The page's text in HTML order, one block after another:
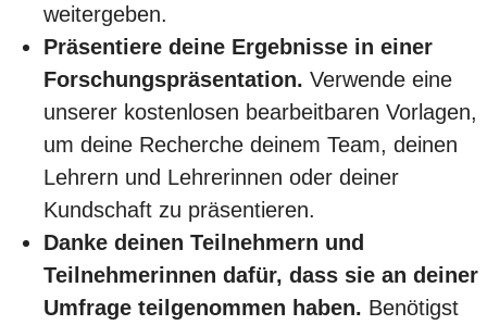
weitergeben.
Präsentiere deine Ergebnisse in einer
Forschungspräsentation. Verwende eine
unserer kostenlosen bearbeitbaren Vorlagen,
um deine Recherche deinem Team, deinen
Lehrern und Lehrerinnen oder deiner
Kundschaft zu präsentieren.
Danke deinen Teilnehmern und
Teilnehmerinnen dafür, dass sie an deiner
Umfrage teilgenommen haben. Benötigst